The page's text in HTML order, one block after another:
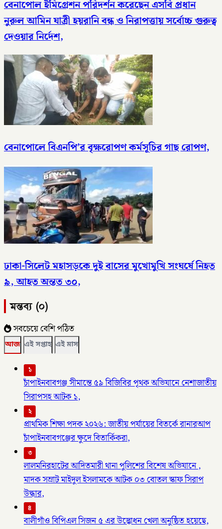
বেনাপোল ইমিগ্রেশন পরিদর্শন করেছেন এসবি প্রধান
নুরুল আমিন যাত্রী হয়রানি বন্ধ ও নিরাপত্তায় সর্বোচ্চ গুরুত্ব
দেওয়ার নির্দেশ,
বেনাপোলে বিএনপি’র বৃক্ষরোপণ কর্মসূচির গাছ রোপণ,
ঢাকা-সিলেট মহাসড়কে দুই বাসের মুখোমুখি সংঘর্ষে নিহত
৯, আহত অন্তত ৩০,
মন্তব্য (০)
সবচেয়ে বেশি পঠিত
আজ এই সপ্তাহ এই মাস
১
চাঁপাইনবাবগঞ্জ সীমান্তে ৫৯ বিজিবির পৃথক অভিযানে নেশাজাতীয়
সিরাপসহ আটক ১,
২
প্রাথমিক শিক্ষা পদক ২০২৬: জাতীয় পর্যায়ের বিতর্কে রানারআপ
চাঁপাইনবাবগঞ্জের ক্ষুদে বিতার্কিকরা,
৩
লালমনিরহাটের আদিতমারী থানা পুলিশের বিশেষ অভিযানে ,
মাদক সম্রাট মাইদুল ইসলামকে আটক ০৩ বোতল স্কাফ সিরাপ
উদ্ধার,
৪
বালীগাঁও বিপিএল সিজন ৫ এর উদ্ভোধন খেলা অনুষ্ঠিত হয়েছে,